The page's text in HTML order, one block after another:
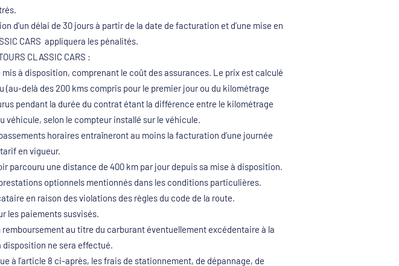
d’un délai de 30 jours à partir de la date de facturation et d’une mise en
CARS appliquera les pénalités.
CLASSIC CARS :
à disposition, comprenant le coût des assurances. Le prix est calculé
delà des 200 kms compris pour le premier jour ou du kilométrage
pendant la durée du contrat étant la différence entre le kilométrage
véhicule, selon le compteur installé sur le véhicule.
horaires entraîneront au moins la facturation d’une journée
en vigueur.
parcouru une distance de 400 km par jour depuis sa mise à disposition.
optionnels mentionnés dans les conditions particulières.
en raison des violations des règles du code de la route.
les paiements susvisés.
au titre du carburant éventuellement excédentaire à la
ne sera effectué.
à l’article 8 ci-après, les frais de stationnement, de dépannage, de